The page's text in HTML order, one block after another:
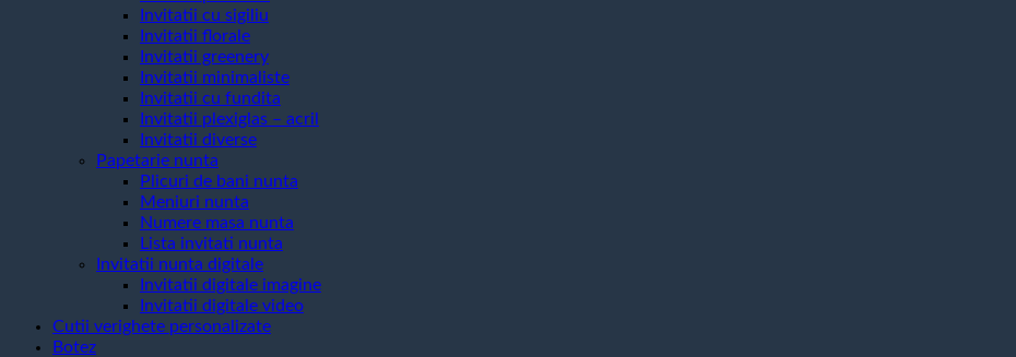
Invitatii cu sigiliu
Invitatii florale
Invitatii greenery
Invitatii minimaliste
Invitatii cu fundita
Invitatii plexiglas – acril
Invitatii diverse
Papetarie nunta
Plicuri de bani nunta
Meniuri nunta
Numere masa nunta
Lista invitati nunta
Invitatii nunta digitale
Invitatii digitale imagine
Invitatii digitale video
Cutii verighete personalizate
Botez